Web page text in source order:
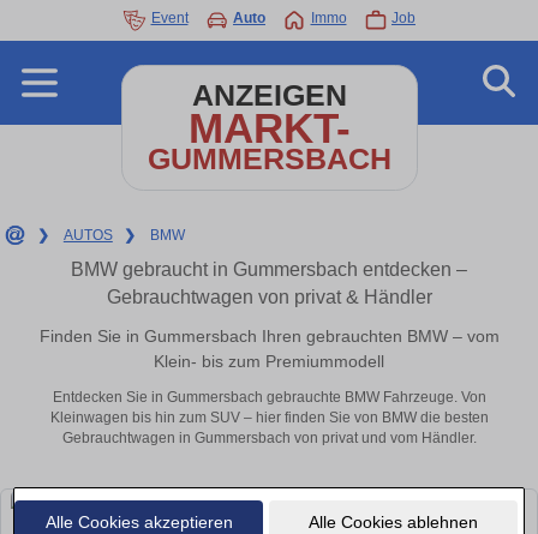
Alle Cookies akzeptieren Alle Cookies ablehnen
Event Auto Immo Job
ANZEIGEN
MARKT-
GUMMERSBACH
❯ AUTOS ❯ BMW
BMW gebraucht in Gummersbach entdecken –
Gebrauchtwagen von privat & Händler
Finden Sie in Gummersbach Ihren gebrauchten BMW – vom
Klein- bis zum Premiummodell
Entdecken Sie in Gummersbach gebrauchte BMW Fahrzeuge. Von
Kleinwagen bis hin zum SUV – hier finden Sie von BMW die besten
Gebrauchtwagen in Gummersbach von privat und vom Händler.